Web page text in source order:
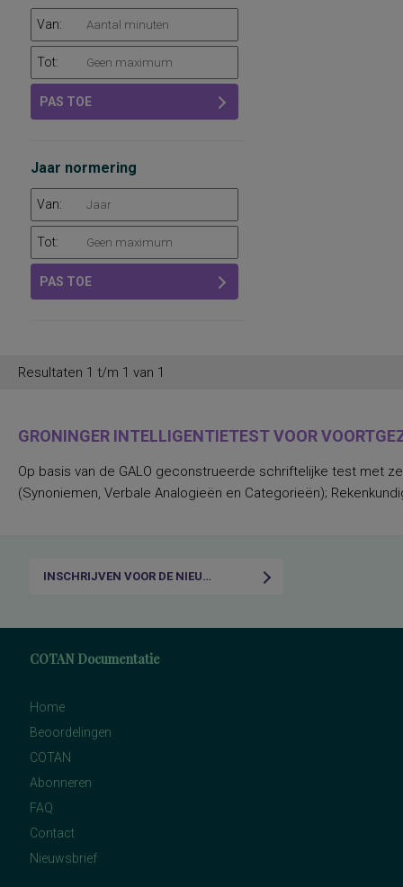
Van:
Tot:
PAS TOE
Jaar normering
Van:
Tot:
PAS TOE
Resultaten 1 t/m 1 van 1
GRONINGER INTELLIGENTIETEST VOOR
Op basis van de GALO geconstrueerde schriftelijke test met
(Synoniemen, Verbale Analogieën en Categorieën);
INSCHRIJVEN VOOR DE NIEUWSBRIEF
COTAN Documentatie
Home
Beoordelingen
COTAN
Abonneren
FAQ
Contact
Nieuwsbrief